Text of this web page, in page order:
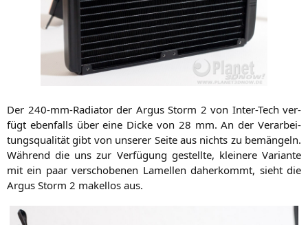
Der 240-mm-Radia­tor der Argus Storm 2 von Inter-Tech ver­
fügt eben­falls über eine Dicke von 28 mm. An der Ver­ar­bei­
tungs­qua­li­tät gibt von unse­rer Sei­te aus nichts zu bemän­geln.
Wäh­rend die uns zur Ver­fü­gung gestell­te, klei­ne­re Vari­an­te
mit ein paar ver­scho­be­nen Lamel­len daher­kommt, sieht die
Argus Storm 2 makel­los aus.